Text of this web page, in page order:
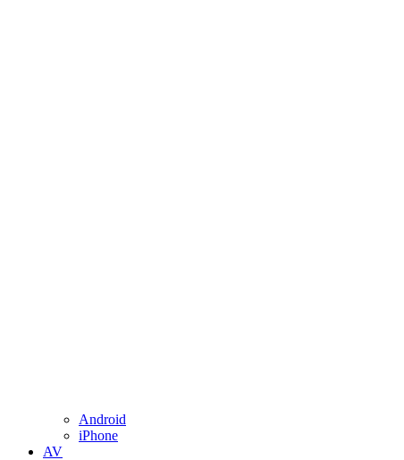
Android
iPhone
AV